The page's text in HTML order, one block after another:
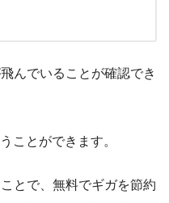
んでいることが確認でき
ことができます。
とで、無料でギガを節約